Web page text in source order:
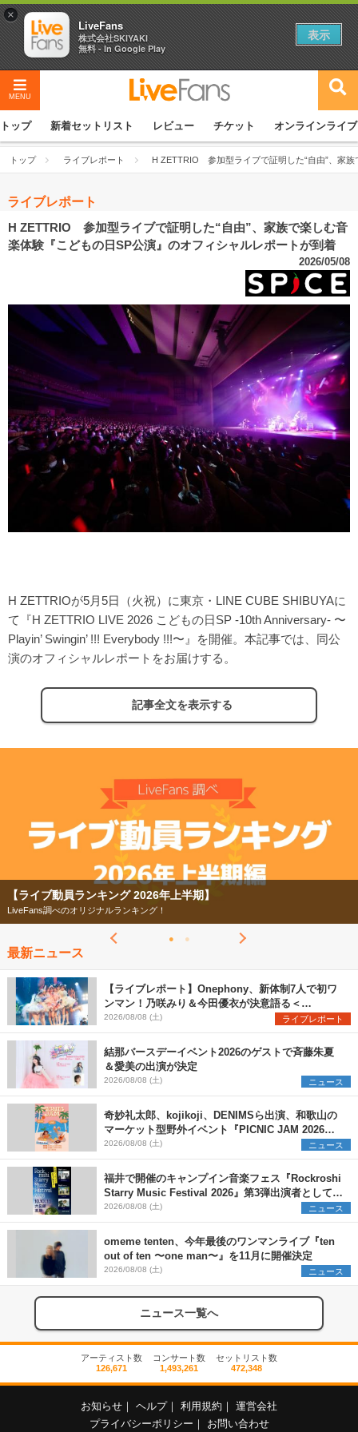
MENU
トップ 新着セットリスト レビュー チケット オンラインライブ
トップ ライブレポート H ZETTRIO 参加型ライブで証明した“自由”、家
ライブレポート
H ZETTRIO 参加型ライブで証明した“自由”、家族で楽しむ音
楽体験『こどもの日SP公演』のオフィシャルレポートが到着
2026/05/08
H ZETTRIOが5月5日（火祝）に東京・LINE CUBE SHIBUYAに
て『H ZETTRIO LIVE 2026 こどもの日SP -10th Anniversary- 〜
Playin’ Swingin’ !!! Everybody !!!〜』を開催。本記事では、同公
演のオフィシャルレポートをお届けする。
記事全文を表示する
【ライブ動員ランキング 2026年上半期】
LiveFans調べのオリジナルランキング！
最新ニュース
【ライブレポート】Onephony、新体制7人で初ワ
ンマン！乃咲みり＆今田優衣が決意語る＜
Onephony新体制1st Oneman Live はじまりの夏
＞
2026/08/08 (土) ライブレポート
結那バースデーイベント2026のゲストで斉藤朱夏
＆愛美の出演が決定
2026/08/08 (土) ニュース
奇妙礼太郎、kojikoji、DENIMSら出演、和歌山の
マーケット型野外イベント『PICNIC JAM 2026』
早割チケット発売開始
2026/08/08 (土) ニュース
福井で開催のキャンプイン音楽フェス『Rockroshi
Starry Music Festival 2026』第3弾出演者として
SCOOBIE DO、かりゆし58、Reiを発表
2026/08/08 (土) ニュース
omeme tenten、今年最後のワンマンライブ『ten
out of ten 〜one man〜』を11月に開催決定
2026/08/08 (土) ニュース
ニュース一覧へ
アーティスト数
126,671
コンサート数
1,493,261
セットリスト数
472,348
お知らせ ｜ ヘルプ｜ 利用規約 ｜ 運営会社
プライバシーポリシー ｜ お問い合わせ
×
LiveFans
株式会社SKIYAKI
無料 - In Google Play
表示